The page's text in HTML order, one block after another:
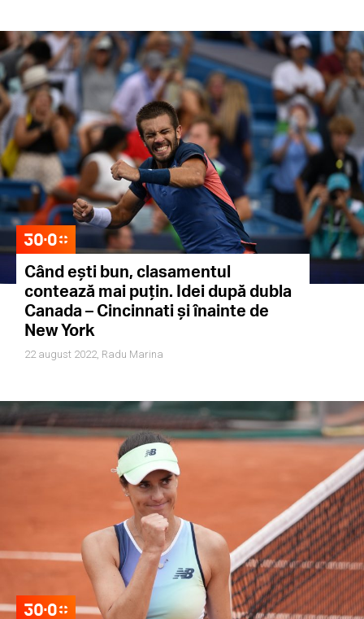
Când ești bun, clasamentul
contează mai puțin. Idei după dubla
Canada – Cincinnati și înainte de
New York
22 august 2022, Radu Marina